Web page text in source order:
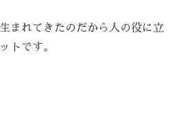
まれてきたのだから人の役に立
トです。